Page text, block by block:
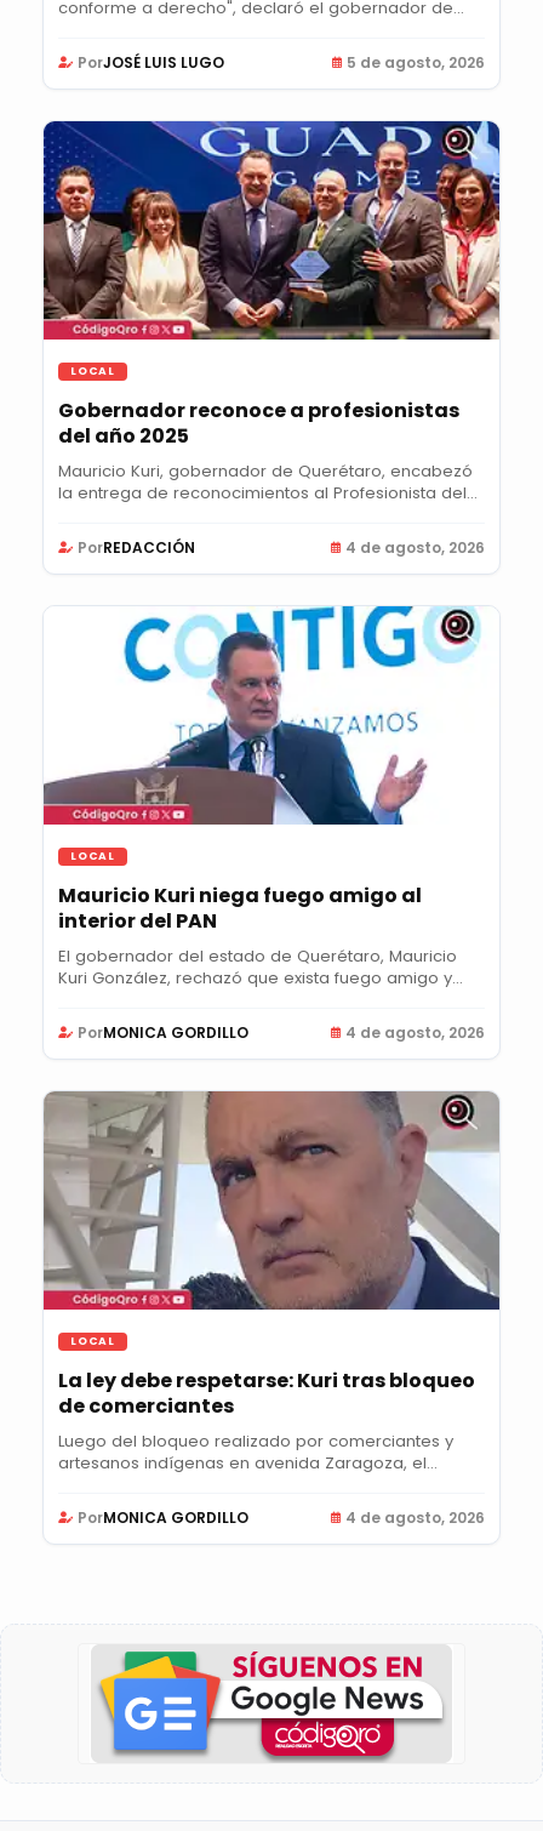
conforme a derecho", declaró el gobernador de...
PorJOSÉ LUIS LUGO 5 de agosto, 2026
LOCAL
Gobernador reconoce a profesionistas
del año 2025
Mauricio Kuri, gobernador de Querétaro, encabezó
la entrega de reconocimientos al Profesionista del...
PorREDACCIÓN 4 de agosto, 2026
LOCAL
Mauricio Kuri niega fuego amigo al
interior del PAN
El gobernador del estado de Querétaro, Mauricio
Kuri González, rechazó que exista fuego amigo y...
PorMONICA GORDILLO 4 de agosto, 2026
LOCAL
La ley debe respetarse: Kuri tras bloqueo
de comerciantes
Luego del bloqueo realizado por comerciantes y
artesanos indígenas en avenida Zaragoza, el...
PorMONICA GORDILLO 4 de agosto, 2026